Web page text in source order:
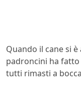
Quando il cane si
padroncini ha fatto
tutti rimasti a